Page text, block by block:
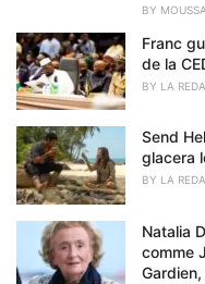
s
:
BY
Franc
de la
BY LA
Send
glacera
BY LA
Natalia
comme